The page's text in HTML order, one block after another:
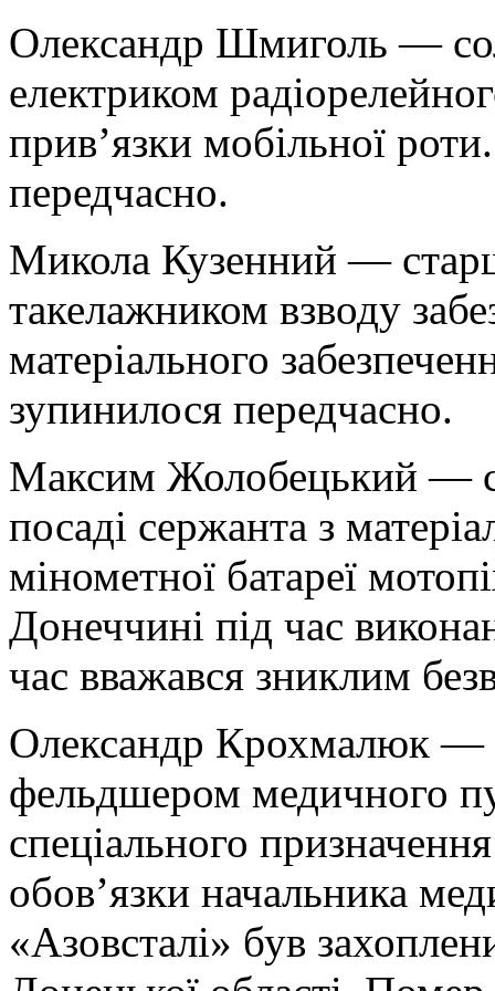
Олександр Шмиголь —
електриком
прив’язки мобільної
передчасно.
Микола Кузенний —
такелажником взводу
матеріального
зупинилося передчасно.
Максим Жолобецький —
посаді сержанта з
мінометної батареї
Донеччині під час
час вважався зниклим
Олександр Крохмалюк —
фельдшером медичного
спеціального
обов’язки начальника
«Азовсталі» був